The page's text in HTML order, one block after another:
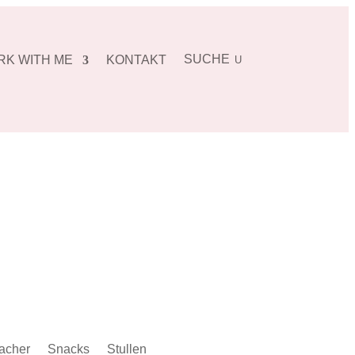
WITH ME KONTAKT SUCHE U
Snacks Stullen